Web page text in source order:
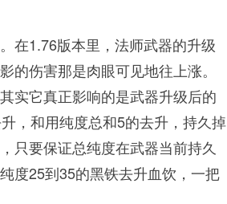
在1.76版本里，法师武器的升级
伤害那是肉眼可见地往上涨。
实它真正影响的是武器升级后的
，和用纯度总和5的去升，持久掉
只要保证总纯度在武器当前持久
度25到35的黑铁去升血饮，一把